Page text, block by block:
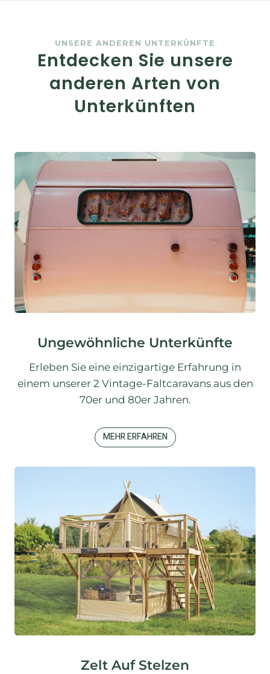
UNSERE ANDEREN UNTERKÜNFTE
Entdecken Sie unsere
anderen Arten von
Unterkünften
Ungewöhnliche Unterkünfte
Erleben Sie eine einzigartige Erfahrung in
einem unserer 2 Vintage-Faltcaravans aus den
70er und 80er Jahren.
MEHR ERFAHREN
Zelt Auf Stelzen